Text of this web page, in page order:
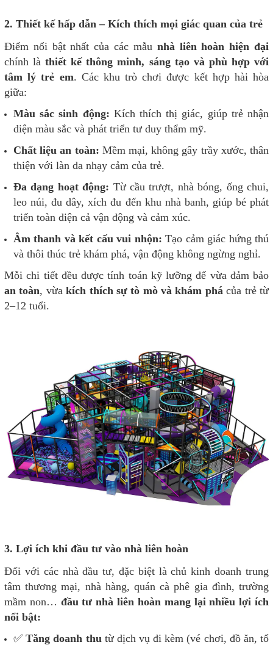
2. Thiết kế hấp dẫn – Kích thích mọi giác quan của trẻ
Điểm nổi bật nhất của các mẫu nhà liên hoàn hiện đại
chính làthiết kế thông minh, sáng tạo và phù hợp với
tâm lý trẻ em. Các khu trò chơi được kết hợp hài hòa
giữa:
Màu sắc sinh động: Kích thích thị giác, giúp trẻ nhận
diện màu sắc và phát triển tư duy thẩm mỹ.
Chất liệu an toàn: Mềm mại, không gây trầy xước, thân
thiện với làn da nhạy cảm của trẻ.
Đa dạng hoạt động: Từ cầu trượt, nhà bóng, ống chui,
leo núi, đu dây, xích đu đến khu nhà banh, giúp bé phát
triển toàn diện cả vận động và cảm xúc.
Âm thanh và kết cấu vui nhộn: Tạo cảm giác hứng thú
và thôi thúc trẻ khám phá, vận động không ngừng nghỉ.
Mỗi chi tiết đều được tính toán kỹ lưỡng để vừa đảm bảo
an toàn, vừakích thích sự tò mò và khám phá của trẻ từ
2–12 tuổi.
3. Lợi ích khi đầu tư vào nhà liên hoàn
Đối với các nhà đầu tư, đặc biệt là chủ kinh doanh trung
tâm thương mại, nhà hàng, quán cà phê gia đình, trường
mầm non… đầu tư nhà liên hoàn mang lại nhiều lợi ích
nổi bật:
✅Tăng doanh thu từ dịch vụ đi kèm (vé chơi, đồ ăn, tổ